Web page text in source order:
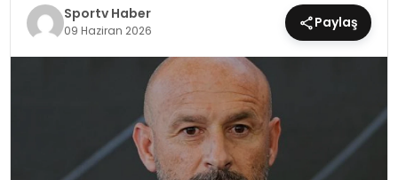
TEKNOLOJI
EĞITIM
Sportv Haber
09 Haziran 2026 Paylaş